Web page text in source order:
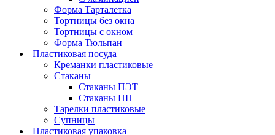
Форма Тарталетка
Тортницы без окна
Тортницы с окном
Форма Тюльпан
Пластиковая посуда
Креманки пластиковые
Стаканы
Стаканы ПЭТ
Стаканы ПП
Тарелки пластиковые
Супницы
Пластиковая упаковка